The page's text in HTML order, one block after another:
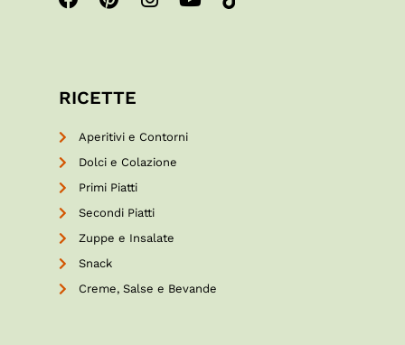
RICETTE
Aperitivi e Contorni
Dolci e Colazione
Primi Piatti
Secondi Piatti
Zuppe e Insalate
Snack
Creme, Salse e Bevande